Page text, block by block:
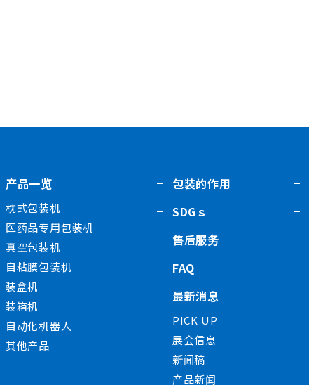
产品一览
枕式包装机
医药品专用包装机
真空包装机
自粘膜包装机
装盒机
装箱机
自动化机器人
其他产品
包装的作用
SDGｓ
售后服务
FAQ
最新消息
PICK UP
展会信息
新闻稿
产品新闻